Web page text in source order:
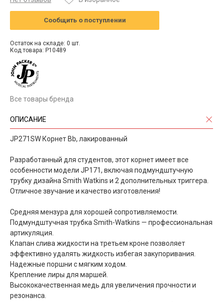
Сообщить о поступлении
Остаток на складе: 0 шт.
Код товара: P10489
Все товары бренда
ОПИСАНИЕ
JP271SW Корнет Bb, лакированный
Разработанный для студентов, этот корнет имеет все
особенности модели JP171, включая подмундштучную
трубку дизайна Smith Watkins и 2 дополнительных триггера.
Отличное звучание и качество изготовления!
Средняя мензура для хорошей сопротивляемости.
Подмундштучная трубка Smith-Watkins — профессиональная
артикуляция.
Клапан слива жидкости на третьем кроне позволяет
эффективно удалять жидкость избегая закупоривания.
Надежные поршни с мягким ходом.
Крепление лиры для маршей.
Высококачественная медь для увеличения прочности и
резонанса.